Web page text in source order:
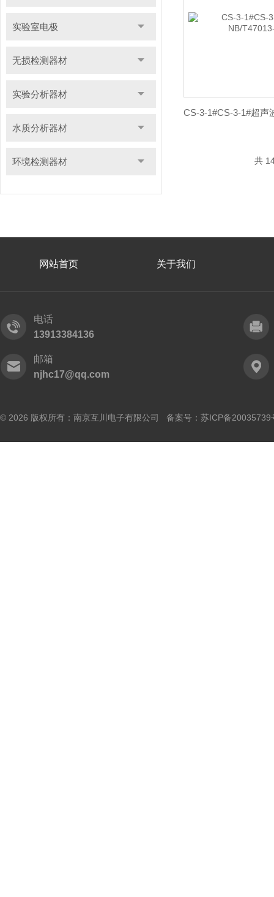
实验室电极
无损检测器材
实验分析器材
水质分析器材
环境检测器材 共
网站首页 关于我们
电话
13913384136
邮箱
njhc17@qq.com
© 2026 版权所有：南京互川电子有限公司 备案号： 苏ICP备20035739